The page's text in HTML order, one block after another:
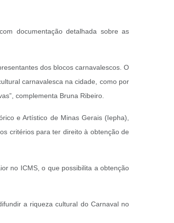
documentação detalhada sobre as
dos blocos carnavalescos. O
carnavalesca na cidade, como por
complementa Bruna Ribeiro.
e Artístico de Minas Gerais (Iepha),
critérios para ter direito à obtenção de
no ICMS, o que possibilita a obtenção
a riqueza cultural do Carnaval no